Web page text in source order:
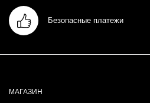
Безопасные платежи
МАГАЗИН